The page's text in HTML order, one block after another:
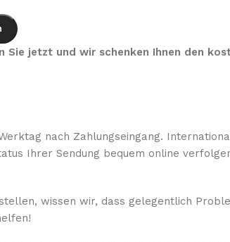
jetzt und wir schenken Ihnen den
nach Zahlungseingang.
Ihrer Sendung bequem online
wissen wir, dass gelegentlich